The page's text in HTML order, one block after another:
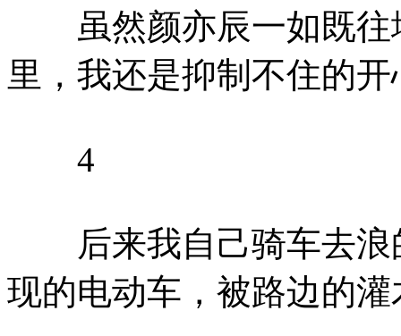
虽然颜亦辰一如既往
里，我还是抑制不住的
4
后来我自己骑车去浪
现的电动车，被路边的